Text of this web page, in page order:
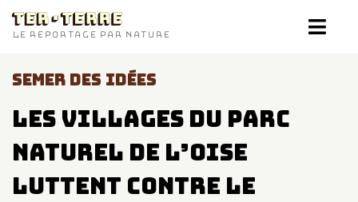
LE REPORTAGE PAR NATURE
SEMER DES IDÉES
Les villages du parc
naturel de l’Oise
luttent contre le